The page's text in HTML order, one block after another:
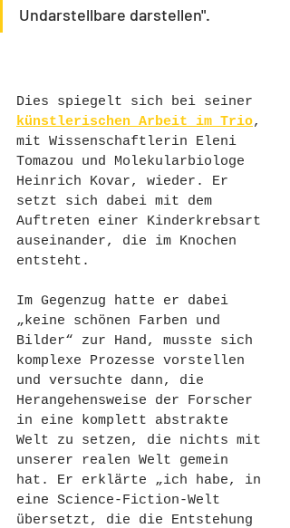
Undarstellbare darstellen".
Dies spiegelt sich bei seiner
künstlerischen Arbeit im Trio,
mit Wissenschaftlerin Eleni
Tomazou und Molekularbiologe
Heinrich Kovar, wieder. Er
setzt sich dabei mit dem
Auftreten einer Kinderkrebsart
auseinander, die im Knochen
entsteht.
Im Gegenzug hatte er dabei
„keine schönen Farben und
Bilder“ zur Hand, musste sich
komplexe Prozesse vorstellen
und versuchte dann, die
Herangehensweise der Forscher
in eine komplett abstrakte
Welt zu setzen, die nichts mit
unserer realen Welt gemein
hat. Er erklärte „ich habe, in
eine Science-Fiction-Welt
übersetzt, die die Entstehung